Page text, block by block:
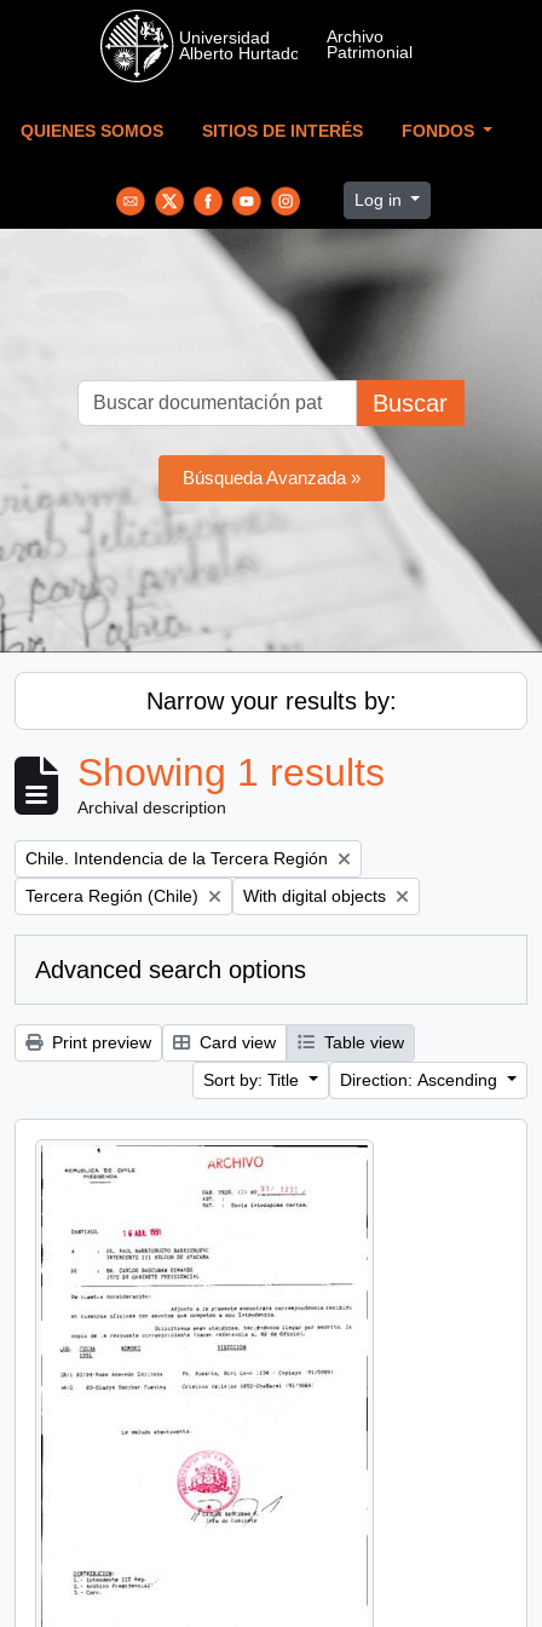
Skip to main content
QUIENES SOMOS SITIOS DE INTERÉS FONDOS
Log in
Buscar
Búsqueda Avanzada »
Narrow your results by:
Showing 1 results
Archival description
Remove filter:
Chile. Intendencia de la Tercera Región
Remove filter:
Tercera Región (Chile) Remove filter:
With digital objects
Advanced search options
Print preview Card view
Table view
Sort by: Title
Direction: Ascending